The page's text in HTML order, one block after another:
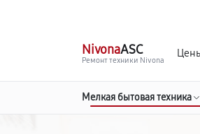
NivonaASC
Ремонт техники Nivona
Мелкая бытовая техника